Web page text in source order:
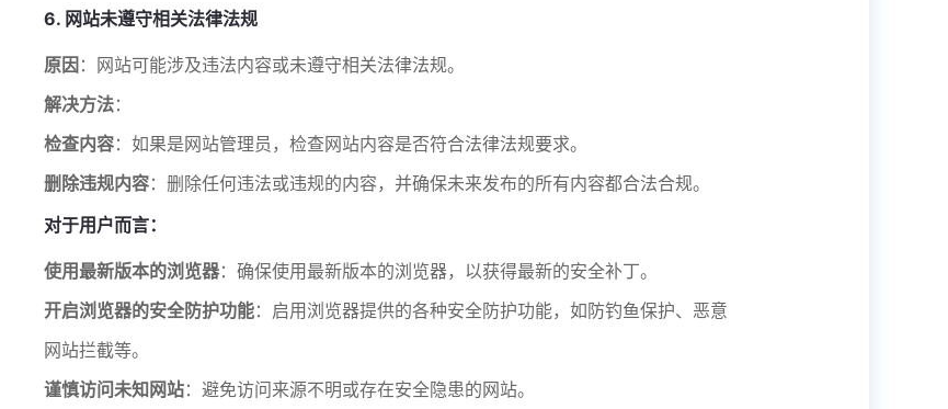
6. 网站未遵守相关法律法规
原因：网站可能涉及违法内容或未遵守相关法律法规。
解决方法：
检查内容：如果是网站管理员，检查网站内容是否符合法律法规要求。
删除违规内容：删除任何违法或违规的内容，并确保未来发布的所有内容都合法合规。
对于用户而言：
使用最新版本的浏览器：确保使用最新版本的浏览器，以获得最新的安全补丁。
开启浏览器的安全防护功能：启用浏览器提供的各种安全防护功能，如防钓鱼保护、恶意
网站拦截等。
谨慎访问未知网站：避免访问来源不明或存在安全隐患的网站。